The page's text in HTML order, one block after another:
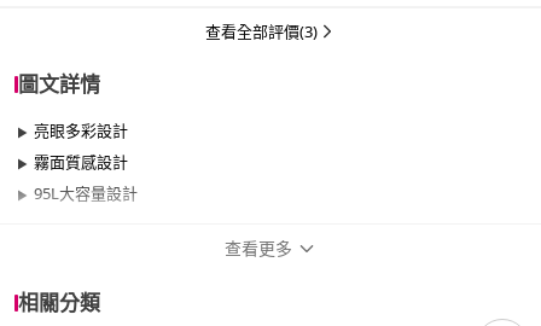
查看全部評價(3)
圖文詳情
亮眼多彩設計
霧面質感設計
95L大容量設計
查看更多
相關分類